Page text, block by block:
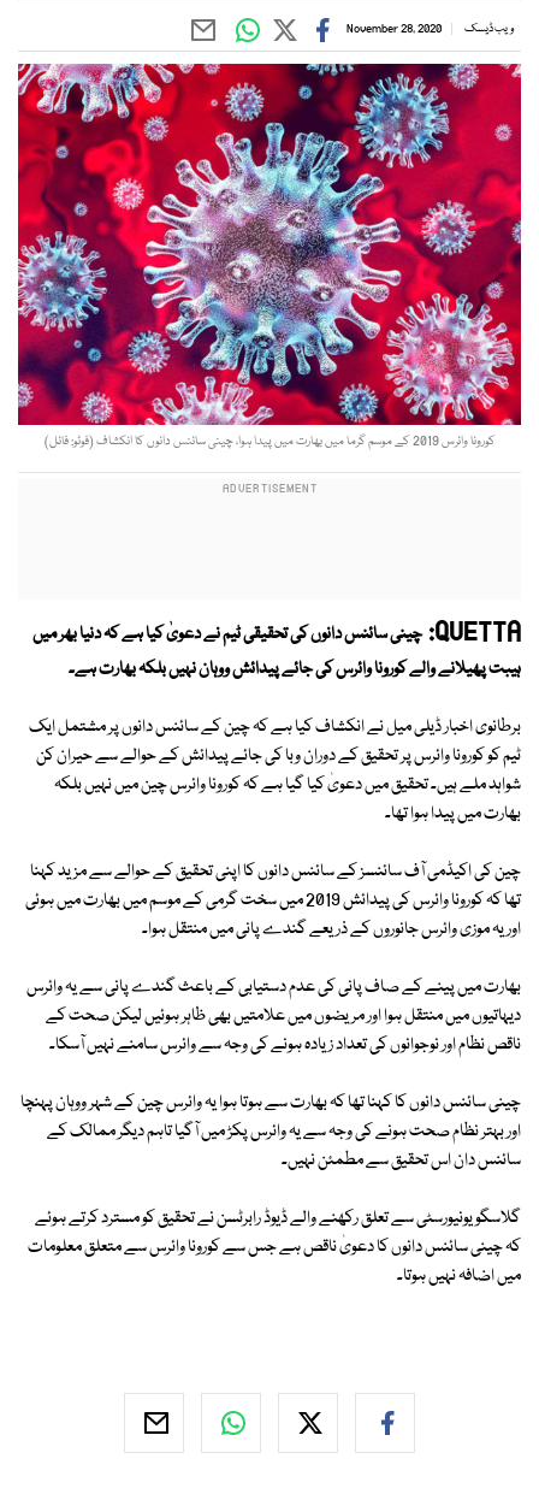
ویب ڈیسک November 28, 2020
کورونا وائرس 2019 کے موسم گرما میں بھارت میں پیدا ہوا، چینی سائنس دانوں کا انکشاف (فوٹو: فائل)
QUETTA: چینی سائنس دانوں کی تحقیقی ٹیم نے دعویٰ کیا ہے کہ دنیا بھر میں
ہیبت پھیلانے والے کورونا وائرس کی جائے پیدائش ووہان نہیں بلکہ بھارت ہے۔
برطانوی اخبار ڈیلی میل نے انکشاف کیا ہے کہ چین کے سائنس دانوں پر مشتمل ایک
ٹیم کو کورونا وائرس پر تحقیق کے دوران وبا کی جائے پیدائش کے حوالے سے حیران کن
شواہد ملے ہیں۔ تحقیق میں دعویٰ کیا گیا ہے کہ کورونا وائرس چین میں نہیں بلکہ
بھارت میں پیدا ہوا تھا۔
چین کی اکیڈمی آف سائنسز کے سائنس دانوں کا اپنی تحقیق کے حوالے سے مزید کہنا
تھا کہ کورونا وائرس کی پیدائش 2019 میں سخت گرمی کے موسم میں بھارت میں ہوئی
اور یہ موزی وائرس جانوروں کے ذریعے گندے پانی میں منتقل ہوا۔
بھارت میں پینے کے صاف پانی کی عدم دستیابی کے باعث گندے پانی سے یہ وائرس
دیہاتیوں میں منتقل ہوا اور مریضوں میں علامتیں بھی ظاہر ہوئیں لیکن صحت کے
ناقص نظام اور نوجوانوں کی تعداد زیادہ ہونے کی وجہ سے وائرس سامنے نہیں آسکا۔
چینی سائنس دانوں کا کہنا تھا کہ بھارت سے ہوتا ہوا یہ وائرس چین کے شہر ووہان پہنچا
اور بہتر نظام صحت ہونے کی وجہ سے یہ وائرس پکڑ میں آگیا تاہم دیگر ممالک کے
سائنس دان اس تحقیق سے مطمئن نہیں۔
گلاسگو یونیورسٹی سے تعلق رکھنے والے ڈیوڈ رابرٹسن نے تحقیق کو مسترد کرتے ہوئے
کہ چینی سائنس دانوں کا دعویٰ ناقص ہے جس سے کورونا وائرس سے متعلق معلومات
میں اضافہ نہیں ہوتا۔